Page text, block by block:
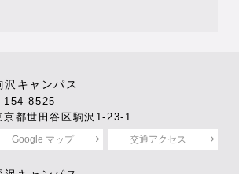
沢キャンパス
154-8525
京都世田谷区駒沢1-23-1
Google マップ 交通アクセス